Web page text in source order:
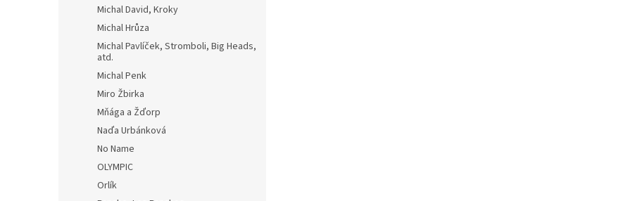
Michal David, Kroky
Michal Hrůza
Michal Pavlíček, Stromboli, Big Heads,
atd.
Michal Penk
Miro Žbirka
Mňága a Žďorp
Naďa Urbánková
No Name
OLYMPIC
Orlík